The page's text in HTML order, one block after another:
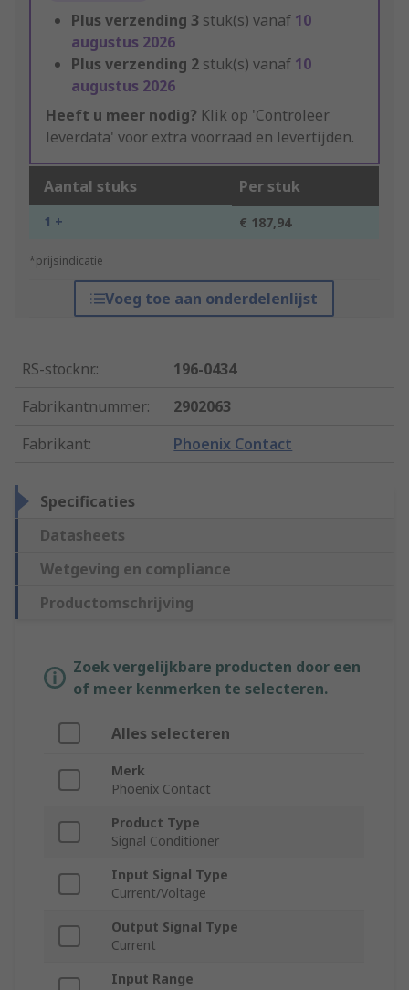
Plus verzending 3 stuk(s) vanaf 10
augustus 2026
Plus verzending 2 stuk(s) vanaf 10
augustus 2026
Heeft u meer nodig? Klik op 'Controleer
leverdata' voor extra voorraad en levertijden.
Aantal stuks Per stuk
1 + € 187,94
*prijsindicatie
Voeg toe aan onderdelenlijst
RS-stocknr.:
196-0434
Fabrikantnummer:
2902063
Fabrikant: Phoenix Contact
Specificaties
Datasheets
Wetgeving en compliance
Productomschrijving
Zoek vergelijkbare producten door een
of meer kenmerken te selecteren.
Alles selecteren
Merk
Phoenix Contact
Product Type
Signal Conditioner
Input Signal Type
Current/Voltage
Output Signal Type
Current
Input Range